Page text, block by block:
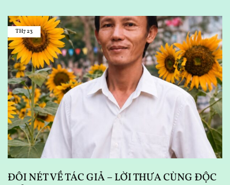
TH723
ĐÔI NÉT VỀ TÁC GIẢ – LỜI THƯA CÙNG ĐỘC